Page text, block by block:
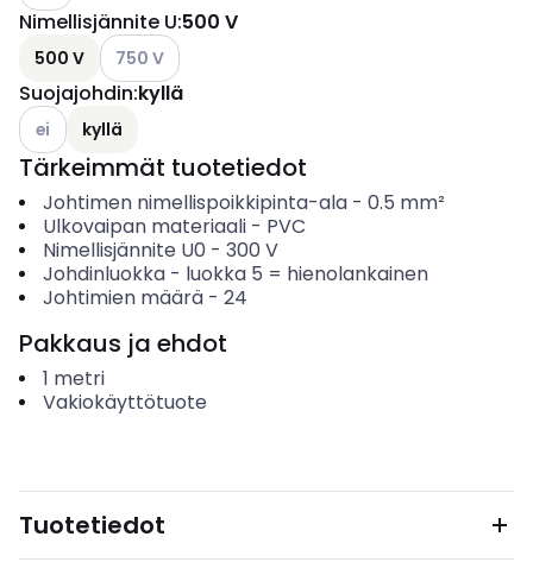
Nimellisjännite U:500 V
500 V Katso käytettävissä olevat vaihtoehdot
750 V
Suojajohdin:kyllä
Katso käytettävissä olevat vaihtoehdot
ei kyllä
Tärkeimmät tuotetiedot
Johtimen nimellispoikkipinta-ala- 0.5 mm²
Ulkovaipan materiaali- PVC
Nimellisjännite U0 - 300 V
Johdinluokka- luokka 5 = hienolankainen
Johtimien määrä- 24
Pakkaus ja ehdot
1 metri
Vakiokäyttötuote
Tuotetiedot